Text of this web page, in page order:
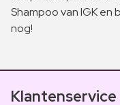
Shampoo van IGK en
nog!
Klantenservice